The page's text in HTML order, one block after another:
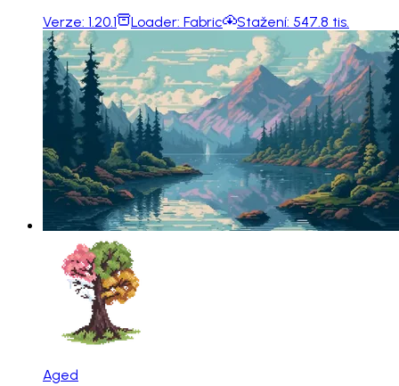
Verze: 1.20.1 Loader: Fabric Stažení: 547.8 tis.
Aged